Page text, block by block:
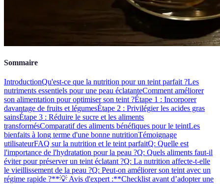
Sommaire
IntroductionQu'est-ce que la nutrition pour un teint parfait ?Les
nutriments essentiels pour une peau éclatanteComment améliorer
son alimentation pour optimiser son teint ?Étape 1 : Incorporer
davantage de fruits et légumesÉtape 2 : Privilégier les acides gras
sainsÉtape 3 : Réduire le sucre et les aliments
transformésComparatif des aliments bénéfiques pour le teintLes
bienfaits à long terme d'une bonne nutritionTémoignage
utilisateurFAQ sur la nutrition et le teint parfaitQ: Quelle est
l'importance de l'hydratation pour la peau ?Q: Quels aliments faut-il
éviter pour préserver un teint éclatant ?Q: La nutrition affecte-t-elle
le vieillissement de la peau ?Q: Peut-on améliorer son teint avec un
régime rapide ?**💡 Avis d'expert :**Checklist avant d’adopter une